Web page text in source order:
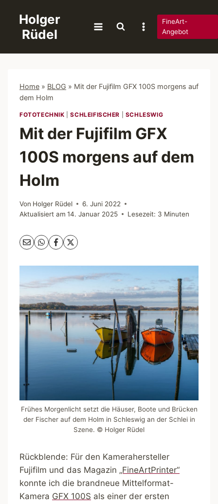
springen
Holger
Rüdel
FineArt-
Angebot
Home » BLOG » Mit der Fujifilm GFX 100S morgens auf
dem Holm
FOTOTECHNIK |SCHLEIFISCHER SCHLESWIG
Mit der Fujifilm GFX
100S morgens auf dem
Holm
Von Holger Rüdel
6. Juni 2022
Aktualisiert am 14. Januar 2025 Lesezeit: 3 Minuten
Frühes Morgenlicht setzt die Häuser, Boote und Brücken
der Fischer auf dem Holm in Schleswig an der Schlei in
Szene. © Holger Rüdel
Rückblende: Für den Kamerahersteller
Fujifilm und das Magazin „FineArtPrinter“
konnte ich die brandneue Mittelformat-
Kamera GFX 100S als einer der ersten